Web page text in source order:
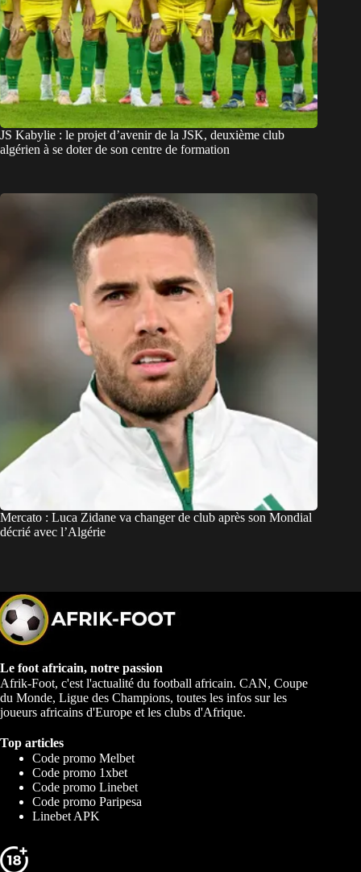
JS Kabylie : le projet d’avenir de la JSK, deuxième club
algérien à se doter de son centre de formation
Mercato : Luca Zidane va changer de club après son Mondial
décrié avec l’Algérie
Le foot africain, notre passion
Afrik-Foot, c'est l'actualité du football africain. CAN, Coupe
du Monde, Ligue des Champions, toutes les infos sur les
joueurs africains d'Europe et les clubs d'Afrique.
Top articles
Code promo Melbet
Code promo 1xbet
Code promo Linebet
Code promo Paripesa
Linebet APK